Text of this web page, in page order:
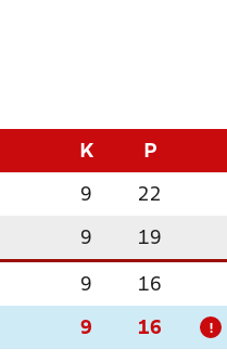
K P
9 22
9 19
9 16
9 16 !